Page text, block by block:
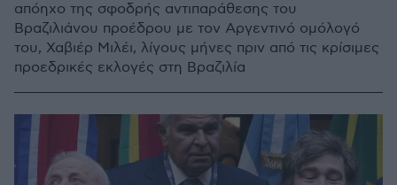
απόηχο της σφοδρής αντιπαράθεσης του
Βραζιλιάνου προέδρου με τον Αργεντινό ομόλογό
του, Χαβιέρ Μιλέι, λίγους μήνες πριν από τις κρίσιμες
προεδρικές εκλογές στη Βραζιλία